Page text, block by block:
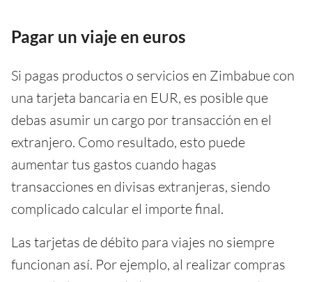
Pagar un viaje en euros
Si pagas productos o servicios en Zimbabue con
una tarjeta bancaria en EUR, es posible que
debas asumir un cargo por transacción en el
extranjero. Como resultado, esto puede
aumentar tus gastos cuando hagas
transacciones en divisas extranjeras, siendo
complicado calcular el importe final.
Las tarjetas de débito para viajes no siempre
funcionan así. Por ejemplo, al realizar compras